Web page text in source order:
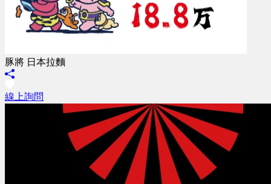
豚將 日本拉麵
線上詢問